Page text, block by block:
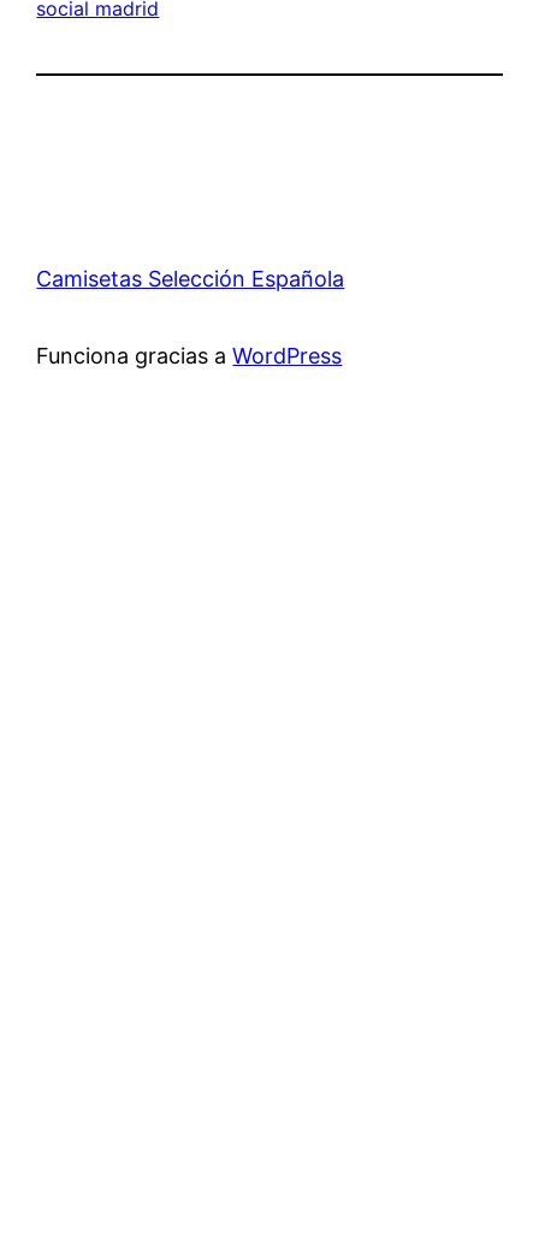
social madrid
Camisetas Selección Española
Funciona gracias aWordPress